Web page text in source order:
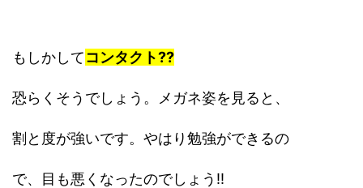
もしかしてコンタクト??
恐らくそうでしょう。メガネ姿を見ると、
割と度が強いです。やはり勉強ができるの
で、目も悪くなったのでしょう!!